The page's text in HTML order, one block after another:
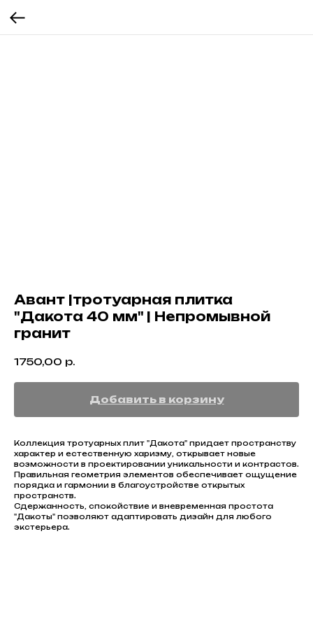
Авант |тротуарная плитка
"Дакота 40 мм" | Непромывной
гранит
1750,00 р.
Добавить в корзину
Коллекция тротуарных плит "Дакота" придает пространству
характер и естественную харизму, открывает новые
возможности в проектировании уникальности и контрастов.
Правильная геометрия элементов обеспечивает ощущение
порядка и гармонии в благоустройстве открытых
пространств.
Сдержанность, спокойствие и вневременная простота
"Дакоты" позволяют адаптировать дизайн для любого
экстерьера.